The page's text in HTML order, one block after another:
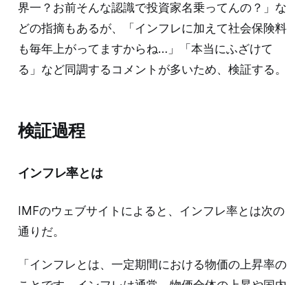
界一？お前そんな認識で投資家名乗ってんの？」な
どの指摘もあるが、「インフレに加えて社会保険料
も毎年上がってますからね…」「本当にふざけて
る」など同調するコメントが多いため、検証する。
検証過程
インフレ率とは
IMFのウェブサイトによると、インフレ率とは次の
通りだ。
「インフレとは、一定期間における物価の上昇率の